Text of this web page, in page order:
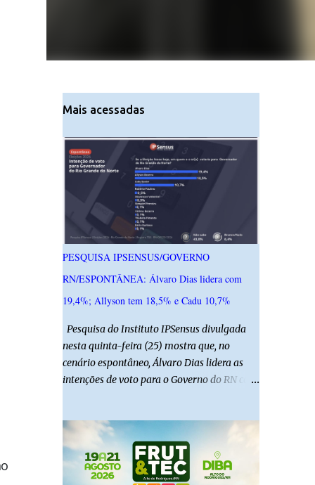
Mais acessadas
PESQUISA IPSENSUS/GOVERNO
RN/ESPONTÂNEA: Álvaro Dias lidera com
19,4%; Allyson tem 18,5% e Cadu 10,7%
Pesquisa do Instituto IPSensus divulgada
nesta quinta-feira (25) mostra que, no
cenário espontâneo, Álvaro Dias lidera as
intenções de voto para o Governo do RN com
somaram 6,4% e outros 43,8% não
souberam responder. A pesquisa IPSsensus
ouviu 1.500 eleitores em todas as regiões do
Rio Grande do Norte entre os dias 18 e 22 de